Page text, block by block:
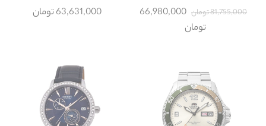
81,755,000 تومان
66,980,000
تومان
63,631,000 تومان